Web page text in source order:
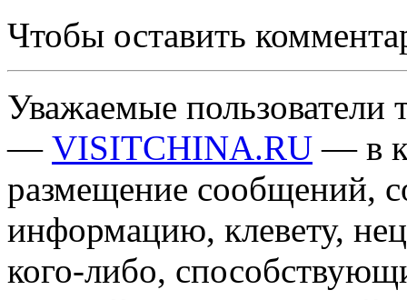
Чтобы оставить
Уважаемые пользователи
— VISITCHINA.RU — в
размещение сообщений,
информацию, клевету,
кого-либо,